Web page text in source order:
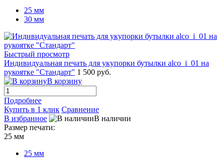
25 мм
30 мм
Быстрый просмотр
Индивидуальная печать для укупорки бутылки alco_i_01 на
рукоятке "Стандарт" 1 500 руб.
В корзину
Подробнее
Купить в 1 клик Сравнение
В избранное
В наличии
Размер печати:
25 мм
25 мм